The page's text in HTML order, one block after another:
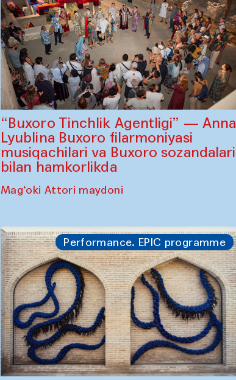
“Buxoro Tinchlik Agentligi” — Anna
Lyublina Buxoro filarmoniyasi
musiqachilari va Buxoro sozandalari
bilan hamkorlikda
Mag‘oki Attori maydoni
Performance. EPIC programme